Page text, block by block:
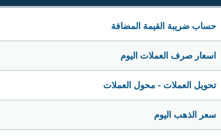
حساب ضريبة القيمة المضافة
اسعار صرف العملات اليوم
تحويل العملات - محول العملات
سعر الذهب اليوم